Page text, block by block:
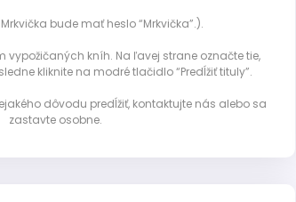
bude mať heslo “Mrkvička”.).
vypožičaných kníh. Na ľavej strane označte tie,
kliknite na modré tlačidlo “Predĺžiť tituly”.
dôvodu predĺžiť, kontaktujte nás alebo sa
zastavte osobne.